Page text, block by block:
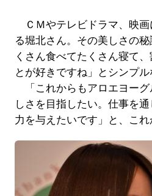
ＣＭやテレビドラマ、映画
る堀北さん。その美しさの
くさん食べてたくさん寝て
とが好きですね」とシンプル
「これからもアロエヨーグ
しさを目指したい。仕事を
力を与えたいです」と、これ